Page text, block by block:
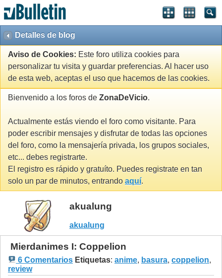
Detalles de blog
Aviso de Cookies: Este foro utiliza cookies para
personalizar tu visita y guardar preferencias. Al hacer uso
de esta web, aceptas el uso que hacemos de las cookies.
Bienvenido a los foros de ZonaDeVicio.
Actualmente estás viendo el foro como visitante. Para
poder escribir mensajes y disfrutar de todas las opciones
del foro, como la mensajería privada, los grupos sociales,
etc... debes registrarte.
El registro es rápido y gratuíto. Puedes registrate en tan
solo un par de minutos, entrando aquí.
akualung
akualung
Mierdanimes I: Coppelion
6 Comentarios Etiquetas: anime, basura, coppelion,
review